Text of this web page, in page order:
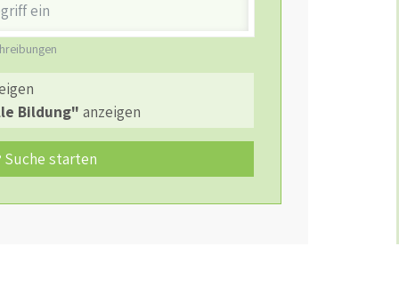
Bildung" anzeigen
Suche starten